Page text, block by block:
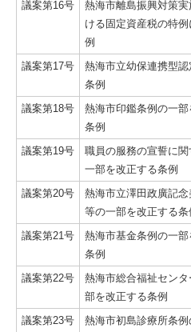
議案第16号
熱海市離島振興対策実
ける固定資産税の特
例
議案第17号
熱海市立幼保連携型認
条例
議案第18号
熱海市印鑑条例の一部
条例
議案第19号
職員の服務の宣誓に
一部を改正する条例
議案第20号
熱海市立澤田政廣記念
等の一部を改正する条
議案第21号
熱海市基金条例の一部
条例
議案第22号
熱海市総合福祉センタ
部を改正する条例
議案第23号
熱海市初島診療所条例